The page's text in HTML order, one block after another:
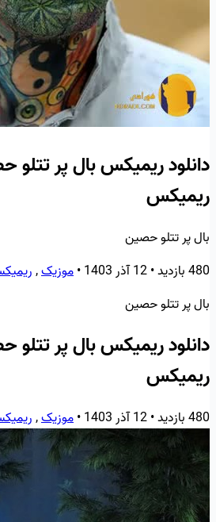
دانلود ریمیکس بال پر
ریمیکس
بال پر تتلو حصین
480 بازدید
•12 آذر 1403 •موزیک,
بال پر تتلو حصین
دانلود ریمیکس بال پر
ریمیکس
480 بازدید •12 آذر 1403 •موزیک,